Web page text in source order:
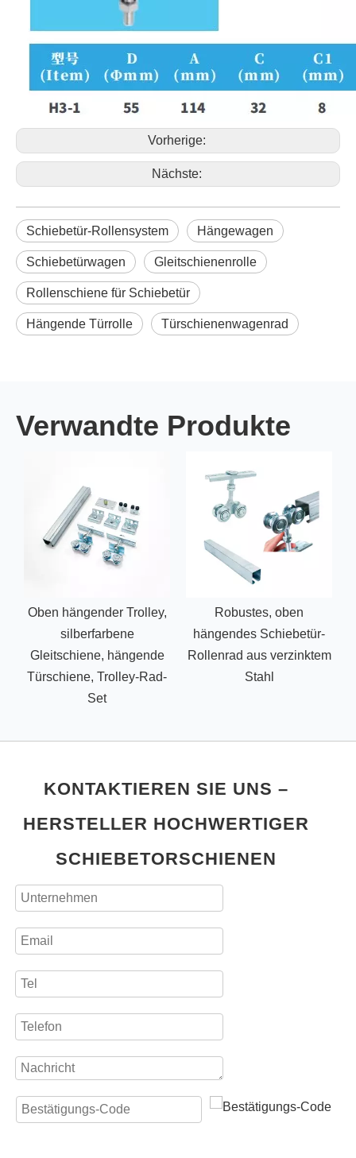
Vorherige:
Nächste:
Schiebetür-Rollensystem Hängewagen
Schiebetürwagen Gleitschienenrolle
Rollenschiene für Schiebetür
Hängende Türrolle Türschienenwagenrad
Verwandte Produkte
Oben hängender Trolley,
silberfarbene
Gleitschiene, hängende
Türschiene, Trolley-Rad-
Set
Robustes, oben
hängendes Schiebetür-
Rollenrad aus verzinktem
Stahl
KONTAKTIEREN SIE UNS –
HERSTELLER HOCHWERTIGER
SCHIEBETORSCHIENEN